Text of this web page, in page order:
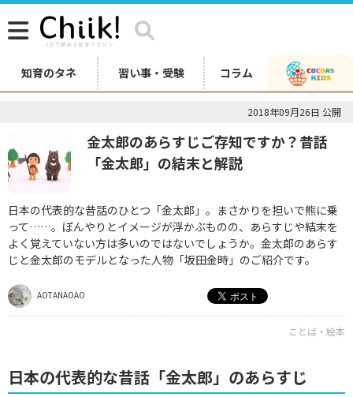
知育のタネ 習い事・受験 コラム
2018年09月26日 公開
金太郎のあらすじご存知ですか？昔話
「金太郎」の結末と解説
日本の代表的な昔話のひとつ「金太郎」。まさかりを担いで熊に乗
って……。ぼんやりとイメージが浮かぶものの、あらすじや結末を
よく覚えていない方は多いのではないでしょうか。金太郎のあらす
じと金太郎のモデルとなった人物「坂田金時」のご紹介です。
AOTANAOAO
ことば・絵本
日本の代表的な昔話「金太郎」のあらすじ